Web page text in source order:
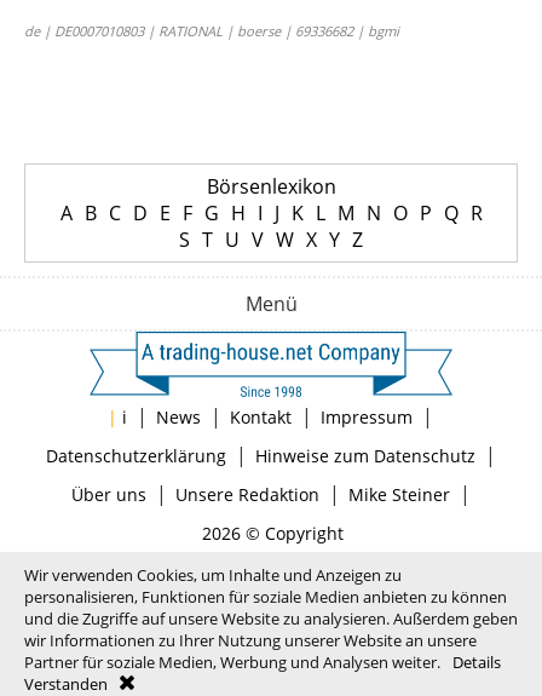
de | DE0007010803 | RATIONAL | boerse | 69336682 | bgmi
Börsenlexikon
A B C D E F G H I J K L M N O P Q R
S T U V W X Y Z
Menü
| i | News | Kontakt | Impressum |
Datenschutzerklärung| Hinweise zum Datenschutz |
Über uns | Unsere Redaktion | Mike Steiner|
2026 © Copyright
Wir verwenden Cookies, um Inhalte und Anzeigen zu
personalisieren, Funktionen für soziale Medien anbieten zu können
und die Zugriffe auf unsere Website zu analysieren. Außerdem geben
wir Informationen zu Ihrer Nutzung unserer Website an unsere
Partner für soziale Medien, Werbung und Analysen weiter.
Details
Verstanden